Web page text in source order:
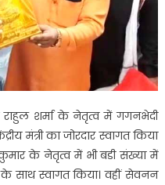
राहुल शर्मा के नेतृत्व में गगनभेदी
मंत्री का जोरदार स्वागत किया
कुमार के नेतृत्व में भी बडी संख्या में
साथ स्वागत किया। वहीं सेवनन